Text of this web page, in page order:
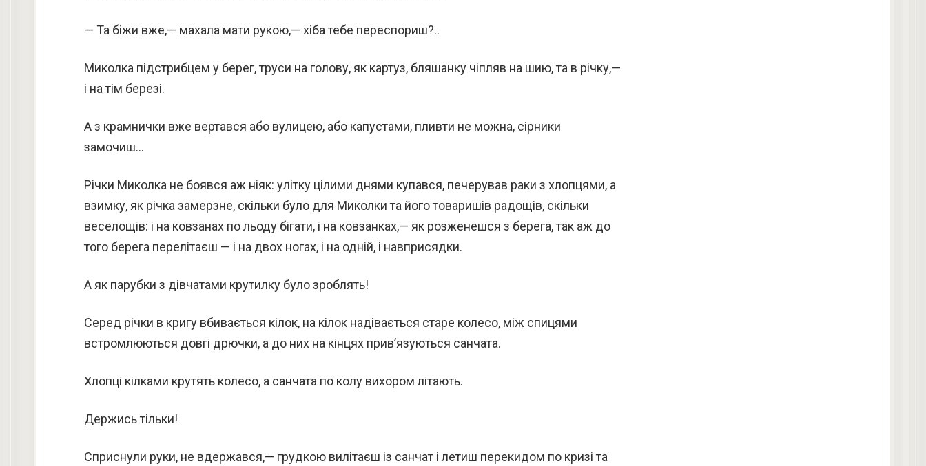
— Та біжи вже,— махала мати рукою,— хіба тебе переспориш?..
Миколка підстрибцем у берег, труси на голову, як картуз, бляшанку чіпляв на шию, та в річку,—
і на тім березі.
А з крамнички вже вертався або вулицею, або капустами, пливти не можна, сірники
замочиш…
Річки Миколка не боявся аж ніяк: улітку цілими днями купався, печерував раки з хлопцями, а
взимку, як річка замерзне, скільки було для Миколки та його товаришів радощів, скільки
веселощів: і на ковзанах по льоду бігати, і на ковзанках,— як розженешся з берега, так аж до
того берега перелітаєш — і на двох ногах, і на одній, і навприсядки.
А як парубки з дівчатами крутилку було зроблять!
Серед річки в кригу вбивається кілок, на кілок надівається старе колесо, між спицями
встромлюються довгі дрючки, а до них на кінцях прив’язуються санчата.
Хлопці кілками крутять колесо, а санчата по колу вихором літають.
Держись тільки!
Сприснули руки, не вдержався,— грудкою вилітаєш із санчат і летиш перекидом по кризі та